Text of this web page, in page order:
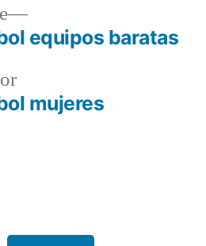
Entrada
anterior:
mujeres
Entrada
siguiente:
equipos baratas